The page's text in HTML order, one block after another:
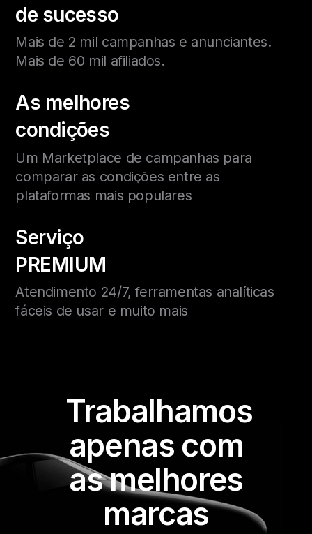
Serviço
PREMIUM
Atendimento 24/7, ferramentas analíticas
fáceis de usar e muito mais
As melhores
condições
Um Marketplace de campanhas para
comparar as condições entre as
plataformas mais populares
de sucesso
Mais de 2 mil campanhas e anunciantes.
Mais de 60 mil afiliados.
Trabalhamos
apenas com
as melhores
marcas